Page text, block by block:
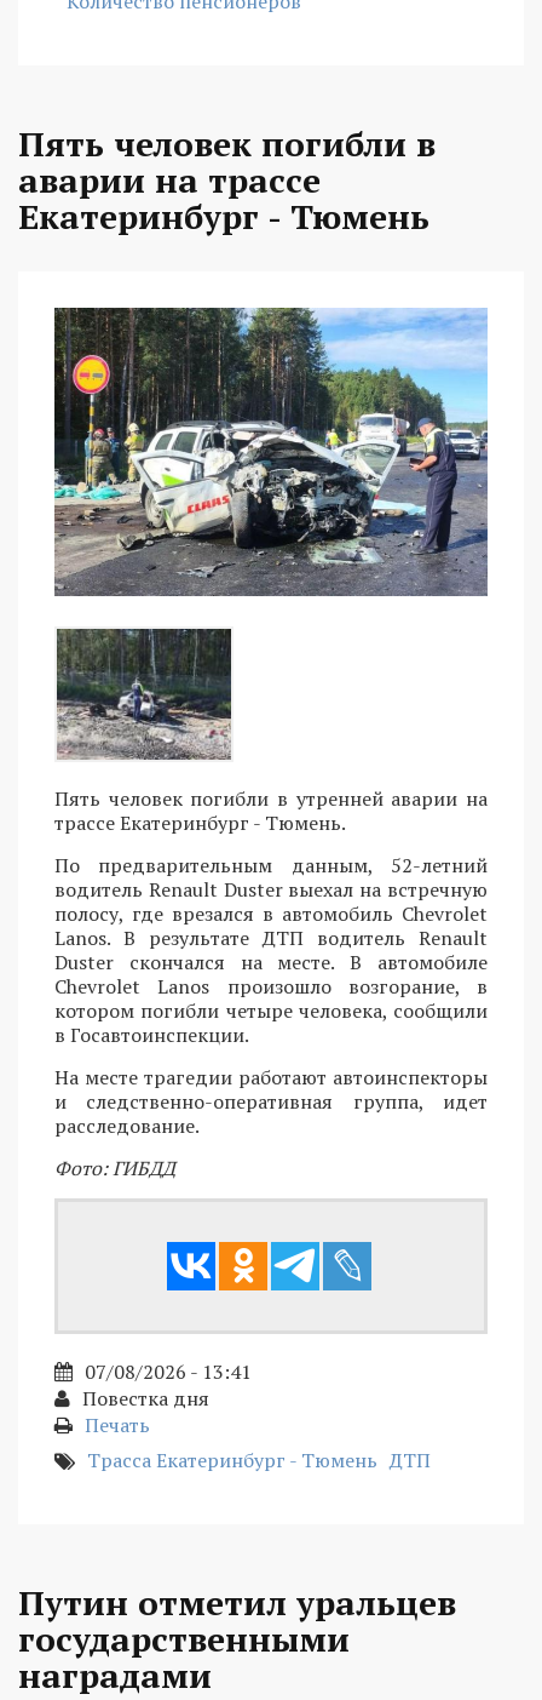
Пять человек погибли в
аварии на трассе
Екатеринбург - Тюмень
Пять человек погибли в утренней аварии на
трассе Екатеринбург - Тюмень.
По предварительным данным, 52-летний
водитель Renault Duster выехал на встречную
полосу, где врезался в автомобиль Chevrolet
Lanos. В результате ДТП водитель Renault
Duster скончался на месте. В автомобиле
Chevrolet Lanos произошло возгорание, в
котором погибли четыре человека, сообщили
в Госавтоинспекции.
На месте трагедии работают автоинспекторы
и следственно-оперативная группа, идет
расследование.
Фото: ГИБДД
07/08/2026 - 13:41
Повестка дня
Печать
Трасса Екатеринбург - Тюмень ДТП
Путин отметил уральцев
государственными
наградами